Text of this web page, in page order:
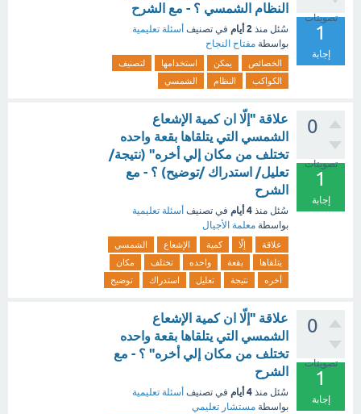
تصويتات
1
إجابة
النظام الشمسي ؟ - مع الشرح
سُئل منذ 2 أيام في تصنيف أسئلة تعليمية
بواسطة مفتاح النجاح
الخصائص يمكن استخدامها
لتصنيف
الكواكب
النظام الشمسي
0
تصويتات
1
إجابة
علاقة "إلّا ان كمية الإشعاع
الشمسي التي يتلقاها بقعة واحده
تختلف من مكان إلي أخره" (نتيجة/
تعليل/ استدراك /توضيح) ؟ - مع
الشرح
سُئل منذ 4 أيام في تصنيف أسئلة تعليمية
بواسطة معلمة الأجيال
علاقة إلّا كمية الإشعاع
الشمسي
يتلقاها
بقعة واحده تختلف
مكان
أخره
نتيجة تعليل استدراك توضيح
0
تصويتات
1
إجابة
علاقة "إلّا ان كمية الإشعاع
الشمسي التي يتلقاها بقعة واحده
تختلف من مكان إلي أخره" ؟ - مع
الشرح
سُئل منذ 4 أيام في تصنيف أسئلة تعليمية
بواسطة مستشار تعليمي